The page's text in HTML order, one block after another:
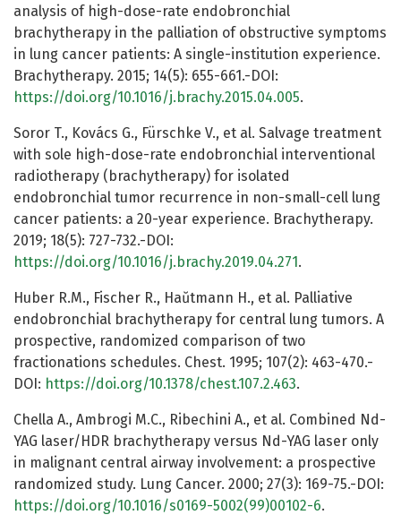
analysis of high-dose-rate endobronchial
brachytherapy in the palliation of obstructive symptoms
in lung cancer patients: A single-institution experience.
Brachytherapy. 2015; 14(5): 655-661.-DOI:
https://doi.org/10.1016/j.brachy.2015.04.005.
Soror T., Kovács G., Fürschke V., et al. Salvage treatment
with sole high-dose-rate endobronchial interventional
radiotherapy (brachytherapy) for isolated
endobronchial tumor recurrence in non-small-cell lung
cancer patients: a 20-year experience. Brachytherapy.
2019; 18(5): 727-732.-DOI:
https://doi.org/10.1016/j.brachy.2019.04.271 .
Huber R.M., Fischer R., Haŭtmann H., et al. Palliative
endobronchial brachytherapy for central lung tumors. A
prospective, randomized comparison of two
fractionations schedules. Chest. 1995; 107(2): 463-470.-
DOI: https://doi.org/10.1378/chest.107.2.463.
Chella A., Ambrogi M.C., Ribechini A., et al. Combined Nd-
YAG laser/HDR brachytherapy versus Nd-YAG laser only
in malignant central airway involvement: a prospective
randomized study. Lung Cancer. 2000; 27(3): 169-75.-DOI:
https://doi.org/10.1016/s0169-5002(99)00102-6.